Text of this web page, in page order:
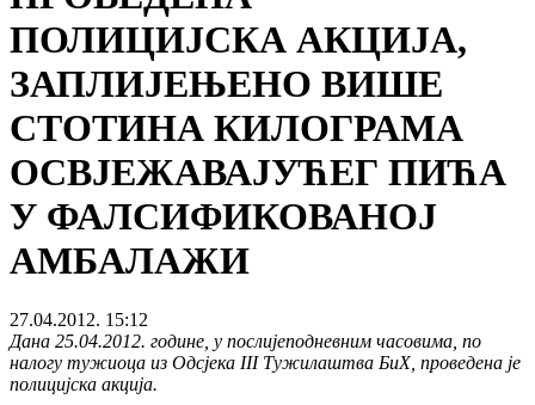
ПОЛИЦИЈСКА АКЦИЈА,
ЗАПЛИЈЕЊЕНО ВИШЕ
СТОТИНА КИЛОГРАМА
ОСВЈЕЖАВАЈУЋЕГ ПИЋА
У ФАЛСИФИКОВАНОЈ
АМБАЛАЖИ
27.04.2012. 15:12
Дана 25.04.2012. године, у послијеподневним часовима, по
налогу тужиоца из Одсјека III Тужилаштва БиХ, проведена је
полицијска акција.